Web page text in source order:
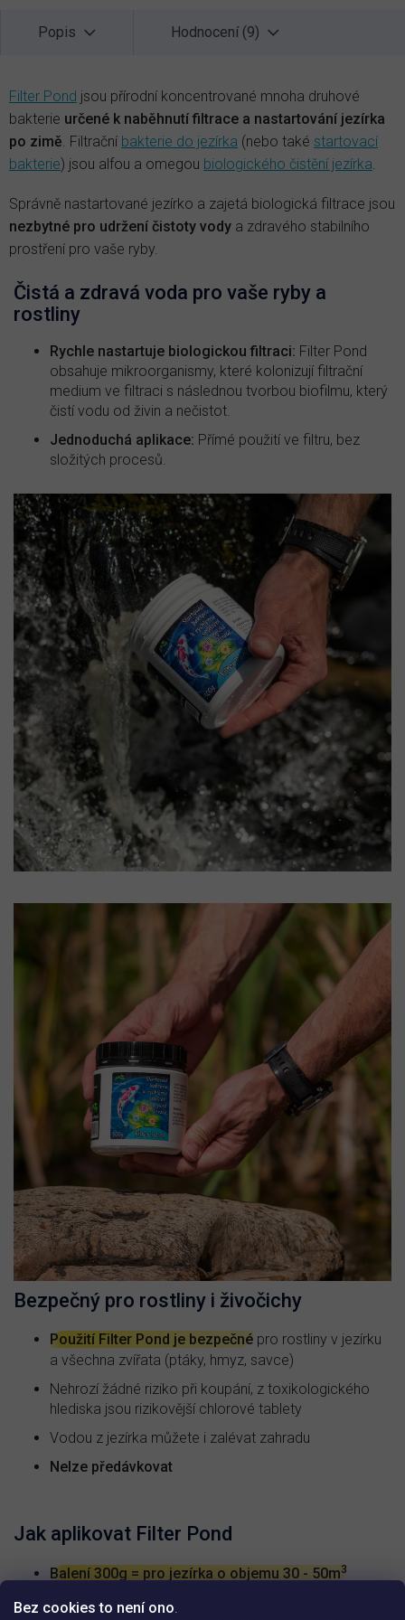
Bez cookies to není ono
Popis Hodnocení (9)
Filter Pond jsou přírodní koncentrované mnoha druhové
bakterie určené k naběhnutí filtrace a nastartování jezírka
po zimě . Filtrační bakterie do jezírka (nebo také startovací
bakterie) jsou alfou a omegou biologického čistění jezírka
Správně nastartované jezírko a zajetá biologická filtrace jsou
nezbytné pro udržení čistoty vody a zdravého stabilního
prostření pro vaše ryby.
Čistá a zdravá voda pro vaše ryby a
rostliny
Rychle nastartuje biologickou filtraci: Filter Pond
obsahuje mikroorganismy, které kolonizují filtrační
medium ve filtraci s následnou tvorbou biofilmu, který
čistí vodu od živin a nečistot.
Jednoduchá aplikace: Přímé použití ve filtru, bez
složitých procesů.
Bezpečný pro rostliny i živočichy
Použití Filter Pond je bezpečné pro rostliny v jezírku
a všechna zvířata (ptáky, hmyz, savce)
Nehrozí žádné riziko při koupání, z toxikologického
hlediska jsou rizikovější chlorové tablety
Vodou z jezírka můžete i zalévat zahradu
Nelze předávkovat
Jak aplikovat Filter Pond
Balení 300g = pro jezírka o objemu 30 - 50m3
Bakteriální přípravek Filter Pond rozmíchejte v